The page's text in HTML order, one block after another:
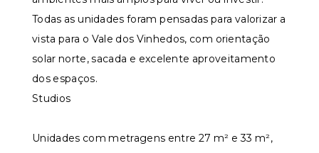
Todas as unidades foram pensadas para valorizar a
vista para o Vale dos Vinhedos, com orientação
solar norte, sacada e excelente aproveitamento
dos espaços.
Studios
Unidades com metragens entre 27 m² e 33 m²,